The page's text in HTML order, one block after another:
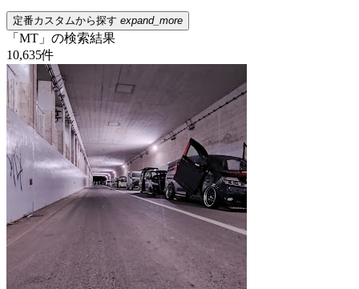
定番カスタムから探す expand_more
「MT」の検索結果
10,635件